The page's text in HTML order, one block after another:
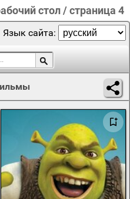
стол / страница 4
Язык сайта: